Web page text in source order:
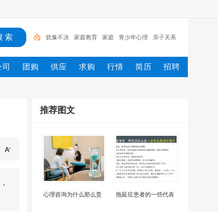
犹豫不决 家庭教育 家庭 青少年心理 亲子关系
挽回婚姻 父母 婆媳关系 阶段 治愈
团购 供应 求购 行情 简历 招聘
推荐图文
心理咨询为什么那么贵 拖延症患者的一些代表